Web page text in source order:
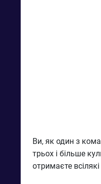
Ви, як один з
трьох і більше
отримаєте